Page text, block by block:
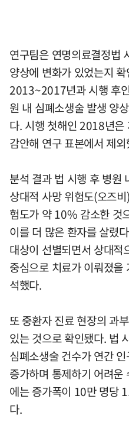
연구팀은 연명의료결정법
양상에 변화가 있었는지
2013~2017년과 시행 후
원 내 심폐소생술 발생 양
다. 시행 첫해인 2018년은
감안해 연구 표본에서 제외
분석 결과 법 시행 후 병원
상대적 사망 위험도(오즈
험도가 약 10% 감소한 것
이를 더 많은 환자를 살렸
대상이 선별되면서 상대
중심으로 치료가 이뤄졌
석했다.
또 중환자 진료 현장의 과
있는 것으로 확인됐다. 법
심폐소생술 건수가 연간
증가하며 통제하기 어려
에는 증가폭이 10만 명당
다.